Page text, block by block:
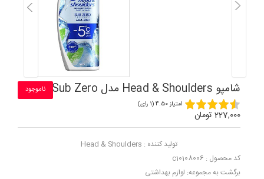
شامپو Head & Shoulders مدل Sub Zero ناموجود
امتیاز 4.50 (1 رای)
227,000 تومان
تولید کننده : Head & Shoulders
کد محصول : c10108006
برگشت به مجموعه: لوازم بهداشتی